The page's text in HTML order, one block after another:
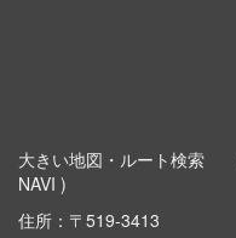
大きい地図・ルート検索
NAVI )
住所：〒519-3413